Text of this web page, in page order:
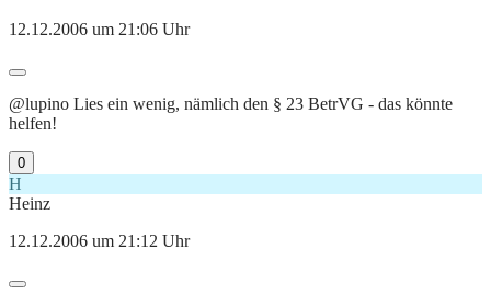
12.12.2006 um 21:06 Uhr
@lupino Lies ein wenig, nämlich den § 23 BetrVG - das könnte
helfen!
0
H
Heinz
12.12.2006 um 21:12 Uhr